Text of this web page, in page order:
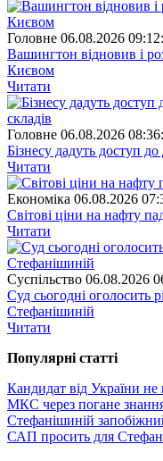
Головне 06.08.2026
Вашингтон відновив і
Києвом
Читати
Головне 06.08.2026
Бізнесу дадуть доступ
Читати
Економіка 06.08.2026
Світові ціни на нафту
Читати
Суспiльство 06.08.2026
Суд сьогодні оголосить
Стефанішиній
Читати
Популярнi статтi
Кандидат від України
МКС через погане знання
Стефанішиній
САП просить для